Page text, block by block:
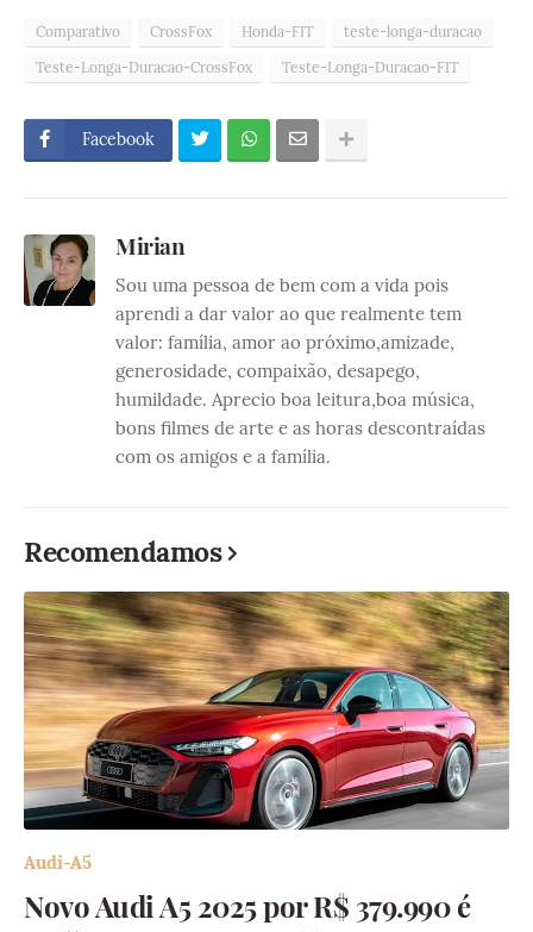
Comparativo CrossFox Honda-FIT
teste-longa-duracao
Teste-Longa-Duracao-CrossFox
Teste-Longa-Duracao-FIT
Facebook
Mirian
Sou uma pessoa de bem com a vida pois
aprendi a dar valor ao que realmente tem
valor: família, amor ao próximo,amizade,
generosidade, compaixão, desapego,
humildade. Aprecio boa leitura,boa música,
bons filmes de arte e as horas descontraídas
com os amigos e a família.
Recomendamos
Audi-A5
Novo Audi A5 2025 por R$ 379.990 é